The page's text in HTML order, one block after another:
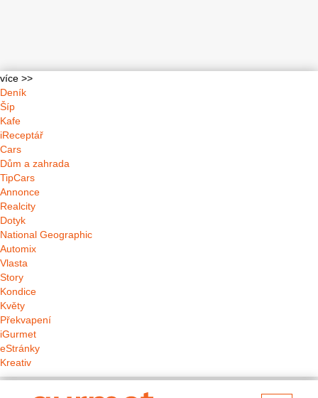
více >>
Deník
Šíp
Kafe
iReceptář
Cars
Dům a zahrada
TipCars
Annonce
Realcity
Dotyk
National Geographic
Automix
Vlasta
Story
Kondice
Květy
Překvapení
iGurmet
eStránky
Kreativ